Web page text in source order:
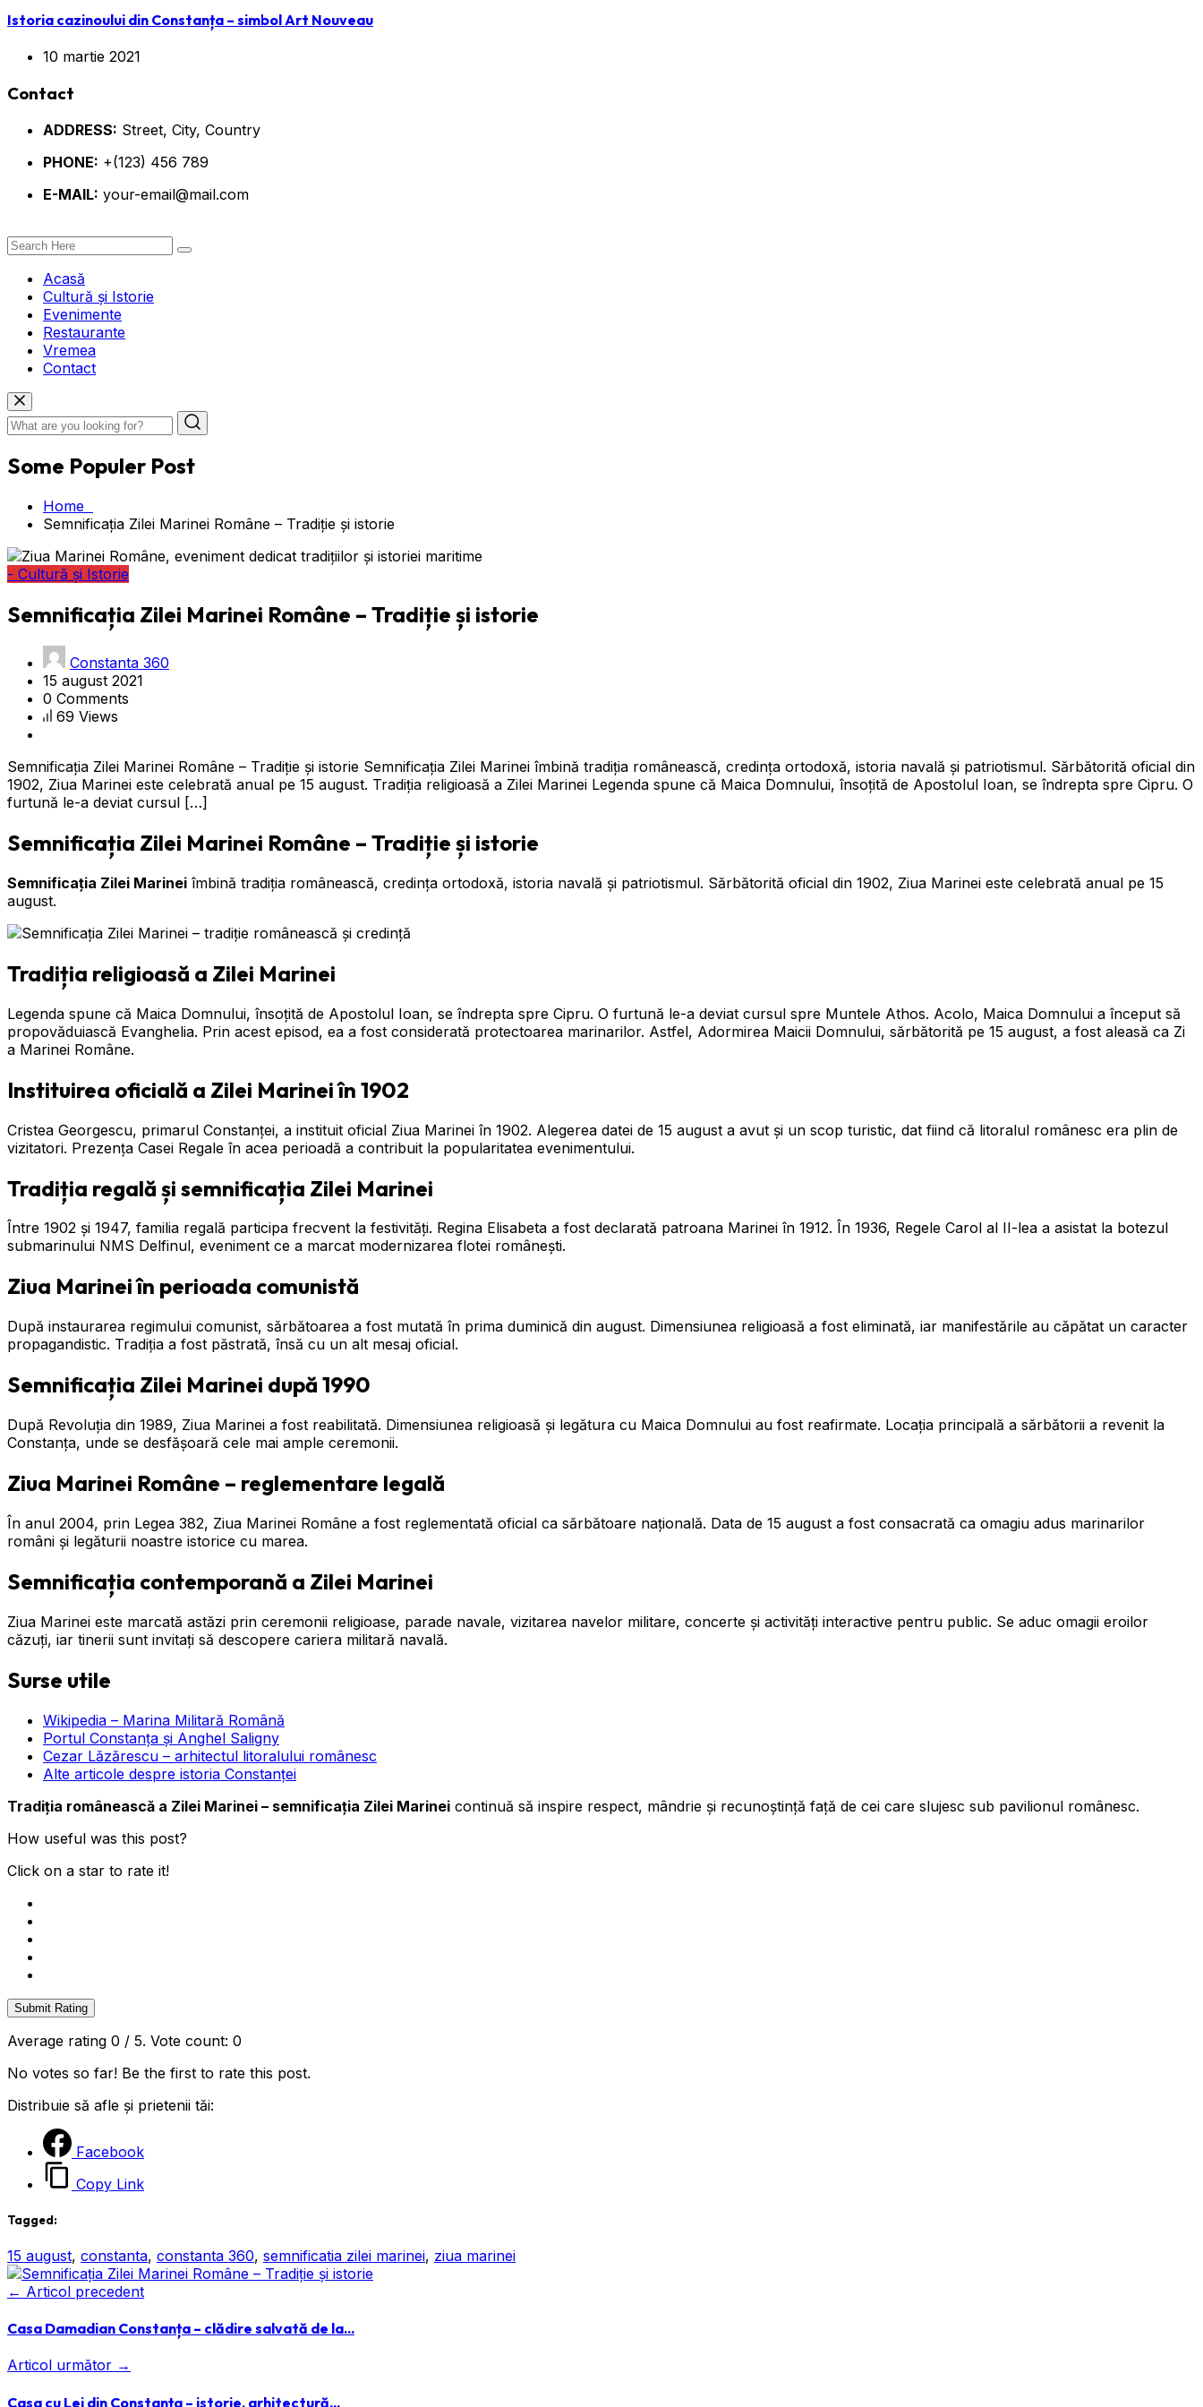
Istoria cazinoului din Constanța – simbol Art Nouveau
10 martie 2021
Contact
ADDRESS: Street, City, Country
PHONE: +(123) 456 789
E-MAIL: your-email@mail.com
Acasă
Cultură și Istorie
Evenimente
Restaurante
Vremea
Contact
Some Populer Post
Home
Semnificația Zilei Marinei Române – Tradiție și istorie
- Cultură și Istorie
Semnificația Zilei Marinei Române – Tradiție și istorie
Constanta 360
15 august 2021
0 Comments
69 Views
Semnificația Zilei Marinei Române – Tradiție și istorie Semnificația Zilei Marinei îmbină tradiția românească, credința ortodoxă, istoria navală și patriotismul. Sărbătorită oficial din
1902, Ziua Marinei este celebrată anual pe 15 august. Tradiția religioasă a Zilei Marinei Legenda spune că Maica Domnului, însoțită de Apostolul Ioan, se îndrepta spre Cipru. O
furtună le-a deviat cursul […]
Semnificația Zilei Marinei Române – Tradiție și istorie
Semnificația Zilei Marinei îmbină tradiția românească, credința ortodoxă, istoria navală și patriotismul. Sărbătorită oficial din 1902, Ziua Marinei este celebrată anual pe 15
august.
Tradiția religioasă a Zilei Marinei
Legenda spune că Maica Domnului, însoțită de Apostolul Ioan, se îndrepta spre Cipru. O furtună le-a deviat cursul spre Muntele Athos. Acolo, Maica Domnului a început să
propovăduiască Evanghelia. Prin acest episod, ea a fost considerată protectoarea marinarilor. Astfel, Adormirea Maicii Domnului, sărbătorită pe 15 august, a fost aleasă ca Zi
a Marinei Române.
Instituirea oficială a Zilei Marinei în 1902
Cristea Georgescu, primarul Constanței, a instituit oficial Ziua Marinei în 1902. Alegerea datei de 15 august a avut și un scop turistic, dat fiind că litoralul românesc era plin de
vizitatori. Prezența Casei Regale în acea perioadă a contribuit la popularitatea evenimentului.
Tradiția regală și semnificația Zilei Marinei
Între 1902 și 1947, familia regală participa frecvent la festivități. Regina Elisabeta a fost declarată patroana Marinei în 1912. În 1936, Regele Carol al II-lea a asistat la botezul
submarinului NMS Delfinul, eveniment ce a marcat modernizarea flotei românești.
Ziua Marinei în perioada comunistă
După instaurarea regimului comunist, sărbătoarea a fost mutată în prima duminică din august. Dimensiunea religioasă a fost eliminată, iar manifestările au căpătat un caracter
propagandistic. Tradiția a fost păstrată, însă cu un alt mesaj oficial.
Semnificația Zilei Marinei după 1990
După Revoluția din 1989, Ziua Marinei a fost reabilitată. Dimensiunea religioasă și legătura cu Maica Domnului au fost reafirmate. Locația principală a sărbătorii a revenit la
Constanța, unde se desfășoară cele mai ample ceremonii.
Ziua Marinei Române – reglementare legală
În anul 2004, prin Legea 382, Ziua Marinei Române a fost reglementată oficial ca sărbătoare națională. Data de 15 august a fost consacrată ca omagiu adus marinarilor
români și legăturii noastre istorice cu marea.
Semnificația contemporană a Zilei Marinei
Ziua Marinei este marcată astăzi prin ceremonii religioase, parade navale, vizitarea navelor militare, concerte și activități interactive pentru public. Se aduc omagii eroilor
căzuți, iar tinerii sunt invitați să descopere cariera militară navală.
Surse utile
Wikipedia – Marina Militară Română
Portul Constanța și Anghel Saligny
Cezar Lăzărescu – arhitectul litoralului românesc
Alte articole despre istoria Constanței
Tradiția românească a Zilei Marinei – semnificația Zilei Marinei continuă să inspire respect, mândrie și recunoștință față de cei care slujesc sub pavilionul românesc.
How useful was this post?
Click on a star to rate it!
Submit Rating
Average rating 0 / 5. Vote count: 0
No votes so far! Be the first to rate this post.
Distribuie să afle și prietenii tăi:
Facebook
Copy Link
Tagged:
15 august, constanta, constanta 360, semnificatia zilei marinei, ziua marinei
← Articol precedent
Casa Damadian Constanța – clădire salvată de la...
Articol următor →
Casa cu Lei din Constanța – istorie, arhitectură...